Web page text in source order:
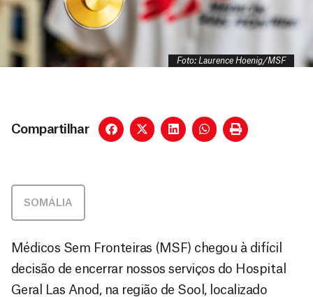
Foto: Laurence Hoenig/MSF
Compartilhar
SOMÁLIA
Médicos Sem Fronteiras (MSF) chegou à difícil
decisão de encerrar nossos serviços do Hospital
Geral Las Anod, na região de Sool, localizado